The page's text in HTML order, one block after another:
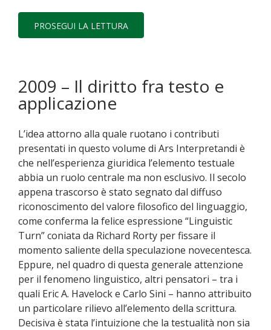
PROSEGUI LA LETTURA
2009 – Il diritto fra testo e
applicazione
L’idea attorno alla quale ruotano i contributi
presentati in questo volume di Ars Interpretandi è
che nell’esperienza giuridica l’elemento testuale
abbia un ruolo centrale ma non esclusivo. Il secolo
appena trascorso è stato segnato dal diffuso
riconoscimento del valore filosofico del linguaggio,
come conferma la felice espressione “Linguistic
Turn” coniata da Richard Rorty per fissare il
momento saliente della speculazione novecentesca.
Eppure, nel quadro di questa generale attenzione
per il fenomeno linguistico, altri pensatori – tra i
quali Eric A. Havelock e Carlo Sini – hanno attribuito
un particolare rilievo all’elemento della scrittura.
Decisiva è stata l’intuizione che la testualità non sia